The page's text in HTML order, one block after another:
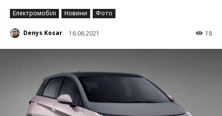
Електромобілі Новини Фото
Denys Kosar 16.06.2021 18